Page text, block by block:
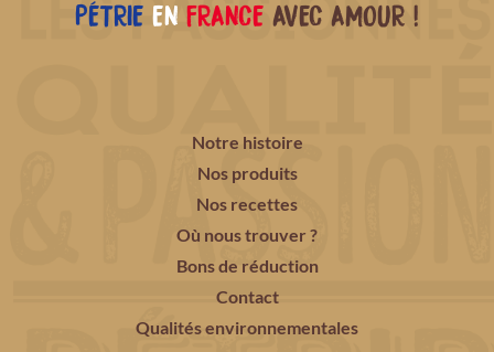
PÉTRIE EN FRANCE AVEC AMOUR !
Notre histoire
Nos produits
Nos recettes
Où nous trouver ?
Bons de réduction
Contact
Qualités environnementales